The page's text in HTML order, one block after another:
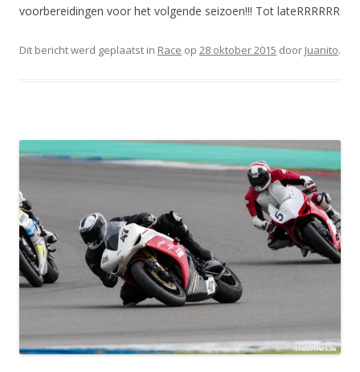
voorbereidingen voor het volgende seizoen!!! Tot lateRRRRRR
Dit bericht werd geplaatst in Race op 28 oktober 2015 door Juanito.